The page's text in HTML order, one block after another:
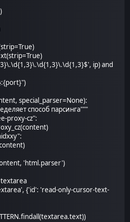
ip) and
special_parser=None):
способ парсинга"""
proxy-cz":
'html.parser')
{'id': 'read-only-cursor-text-